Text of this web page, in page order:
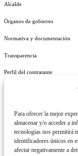
Para ofrecer la mejor
almacenar y/o acceder a
tecnologías nos permitirá
identificadores únicos en
afectar negativamente a
Alcalde
Órganos de gobierno
Normativa y documentación
Transparencia
Perfil del contratante